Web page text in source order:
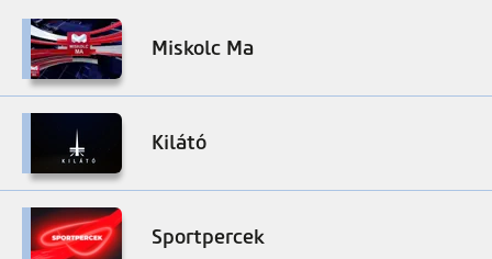
Miskolc Ma
Kilátó
Sportpercek